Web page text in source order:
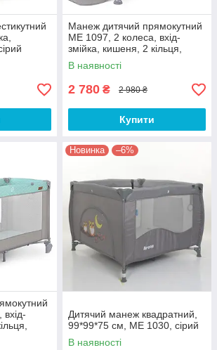
Манеж дитячий прямокутний
ME 1097, 2 колеса, вхід-
змійка, кишеня, 2 кільця,
льон, сірій
В наявності
2 780 ₴ 2 980 ₴
Купити
Новинка –6%
Дитячий манеж квадратний,
99*99*75 см, ME 1030, сірий
В наявності